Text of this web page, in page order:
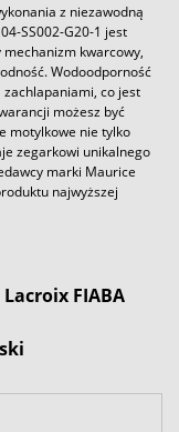
z niezawodną
SS002-G20-1 jest
mechanizm kwarcowy,
Wodoodporność
co jest
możesz być
motylkowe nie tylko
zegarkowi unikalnego
marki Maurice
najwyższej
FIABA